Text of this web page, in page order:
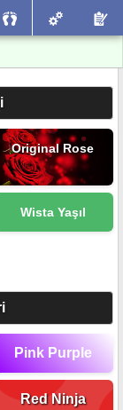
Original Rose
Wista Yaşıl
Pink Purple
Red Ninja